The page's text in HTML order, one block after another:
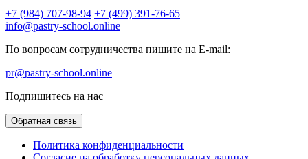
+7 (984) 707-98-94 +7 (499) 391-76-65
info@pastry-school.online
По вопросам сотрудничества пишите на E-mail:
pr@pastry-school.online
Подпишитесь на нас
Обратная связь
Политика конфиденциальности